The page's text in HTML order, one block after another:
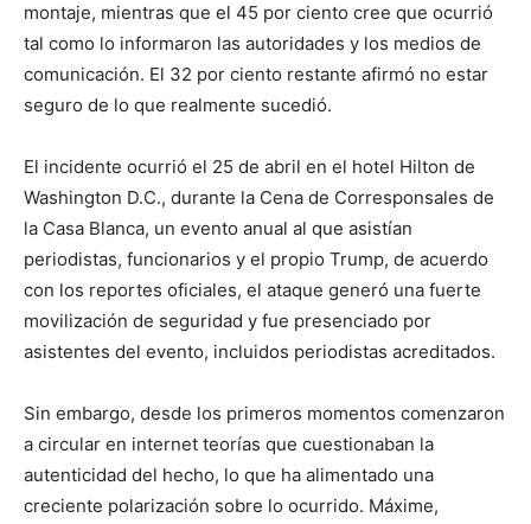
montaje, mientras que el 45 por ciento cree que ocurrió
tal como lo informaron las autoridades y los medios de
comunicación. El 32 por ciento restante afirmó no estar
seguro de lo que realmente sucedió.
El incidente ocurrió el 25 de abril en el hotel Hilton de
Washington D.C., durante la Cena de Corresponsales de
la Casa Blanca, un evento anual al que asistían
periodistas, funcionarios y el propio Trump, de acuerdo
con los reportes oficiales, el ataque generó una fuerte
movilización de seguridad y fue presenciado por
asistentes del evento, incluidos periodistas acreditados.
Sin embargo, desde los primeros momentos comenzaron
a circular en internet teorías que cuestionaban la
autenticidad del hecho, lo que ha alimentado una
creciente polarización sobre lo ocurrido. Máxime,